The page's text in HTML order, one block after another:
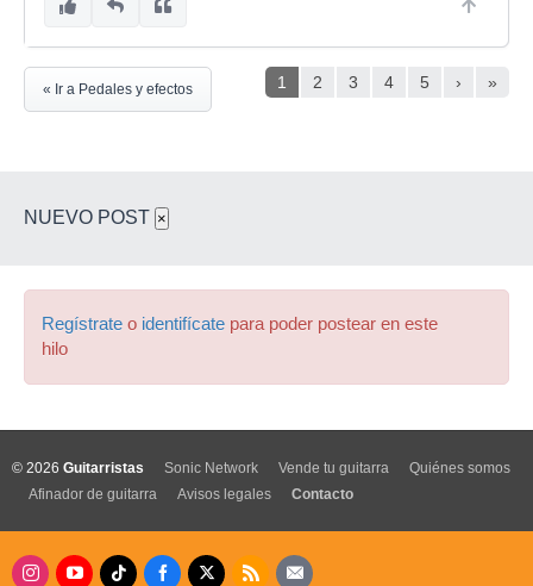
1 2 3 4 5 › »
« Ir a Pedales y efectos
NUEVO POST ×
Regístrate o identifícate para poder postear en este
hilo
© 2026 Guitarristas Sonic Network Vende tu guitarra
Quiénes somos
Afinador de guitarra
Avisos legales Contacto